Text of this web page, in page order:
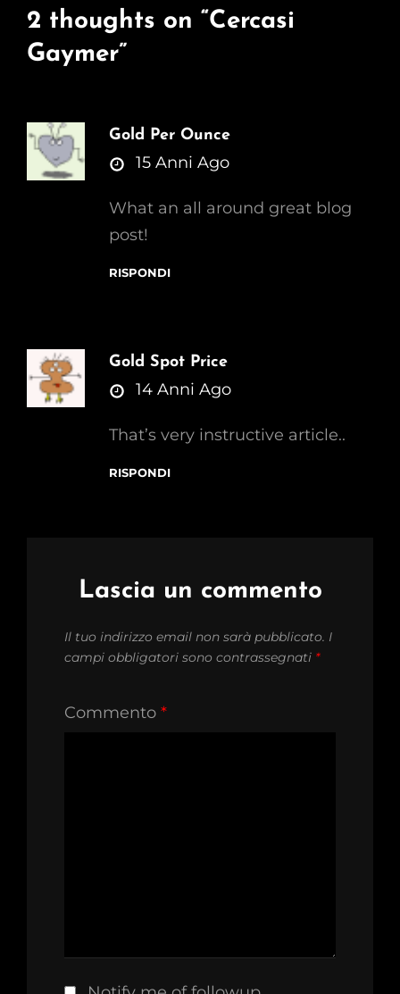
2 thoughts on “Cercasi
Gaymer”
Gold Per Ounce
says:15 Anni Ago
What an all around great blog
post!
RISPONDI
Gold Spot Price
says:14 Anni Ago
That’s very instructive article..
RISPONDI
Lascia un commento
Il tuo indirizzo email non sarà pubblicato. I
campi obbligatori sono contrassegnati *
Commento *